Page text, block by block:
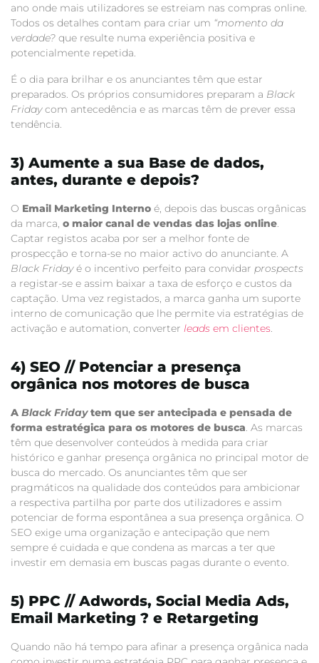
ano onde mais utilizadores se estreiam nas compras online.
Todos os detalhes contam para criar um “momento da
verdade? que resulte numa experiência positiva e
potencialmente repetida.
É o dia para brilhar e os anunciantes têm que estar
preparados. Os próprios consumidores preparam a Black
Fridaycom antecedência e as marcas têm de prever essa
tendência.
3) Aumente a sua Base de dados,
antes, durante e depois?
O Email Marketing Interno é, depois das buscas orgânicas
da marca, o maior canal de vendas das lojas online.
Captar registos acaba por ser a melhor fonte de
prospecção e torna-se no maior activo do anunciante. A
Black Fridayé o incentivo perfeito para convidar prospects
a registar-se e assim baixar a taxa de esforço e custos da
captação. Uma vez registados, a marca ganha um suporte
interno de comunicação que lhe permite via estratégias de
activação e automation, converter leads em clientes.
4) SEO // Potenciar a presença
orgânica nos motores de busca
A Black Fridaytem que ser antecipada e pensada de
forma estratégica para os motores de busca. As marcas
têm que desenvolver conteúdos à medida para criar
histórico e ganhar presença orgânica no principal motor de
busca do mercado. Os anunciantes têm que ser
pragmáticos na qualidade dos conteúdos para ambicionar
a respectiva partilha por parte dos utilizadores e assim
potenciar de forma espontânea a sua presença orgânica. O
SEO exige uma organização e antecipação que nem
sempre é cuidada e que condena as marcas a ter que
investir em demasia em buscas pagas durante o evento.
5) PPC // Adwords, Social Media Ads,
Email Marketing ? e Retargeting
Quando não há tempo para afinar a presença orgânica nada